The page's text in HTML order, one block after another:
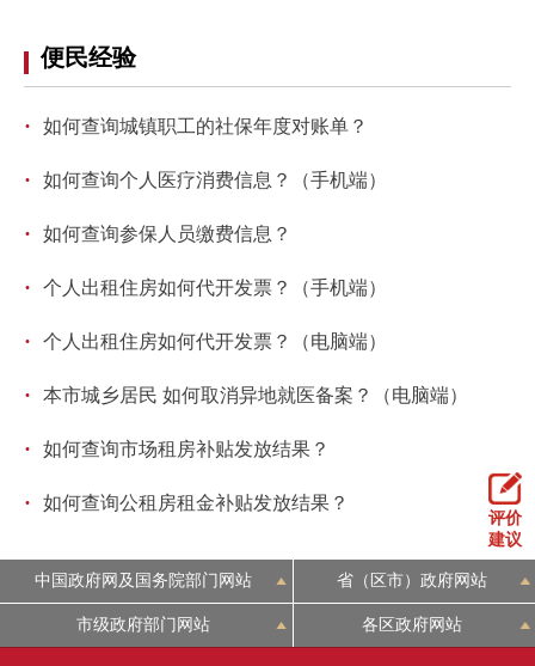
便民经验
· 如何查询城镇职工的社保年度对账单？
· 如何查询个人医疗消费信息？（手机端）
· 如何查询参保人员缴费信息？
· 个人出租住房如何代开发票？（手机端）
· 个人出租住房如何代开发票？（电脑端）
· 本市城乡居民 如何取消异地就医备案？（电脑端）
· 如何查询市场租房补贴发放结果？
· 如何查询公租房租金补贴发放结果？
评价
建议
中国政府网及国务院部门网站 省（区市）政府网站
市级政府部门网站 各区政府网站